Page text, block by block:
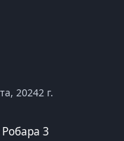
20242 г.
3